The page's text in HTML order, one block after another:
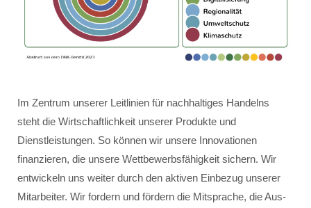
Im Zentrum unserer Leitlinien für nachhaltiges Handelns
steht die Wirtschaftlichkeit unserer Produkte und
Dienstleistungen. So können wir unsere Innovationen
finanzieren, die unsere Wettbewerbsfähigkeit sichern. Wir
entwickeln uns weiter durch den aktiven Einbezug unserer
Mitarbeiter. Wir fordern und fördern die Mitsprache, die Aus-